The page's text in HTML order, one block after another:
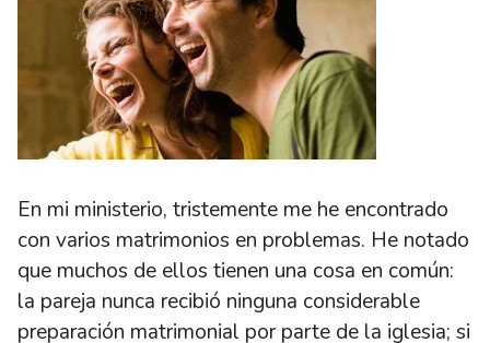
En mi ministerio, tristemente me he encontrado
con varios matrimonios en problemas. He notado
que muchos de ellos tienen una cosa en común:
la pareja nunca recibió ninguna considerable
preparación matrimonial por parte de la iglesia; si